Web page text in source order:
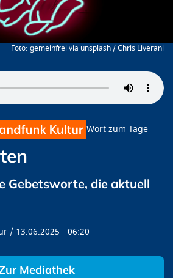
gemeinfrei via unsplash / Chris Liverani
Wort zum Tage
Gebetsworte, die aktuell
13.06.2025 06:20
Mediathek